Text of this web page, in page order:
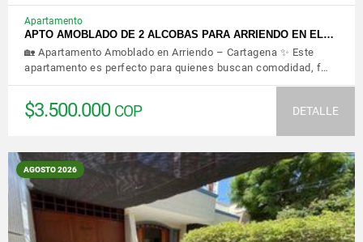
Apartamento
APTO AMOBLADO DE 2 ALCOBAS PARA ARRIENDO EN EL…
🏡 Apartamento Amoblado en Arriendo – Cartagena ✨ Este
apartamento es perfecto para quienes buscan comodidad, f…
$3.500.000 COP DETALLE
AGOSTO 2026